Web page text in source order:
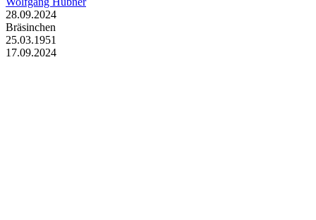
28.09.2024
Bräsinchen
25.03.1951
17.09.2024